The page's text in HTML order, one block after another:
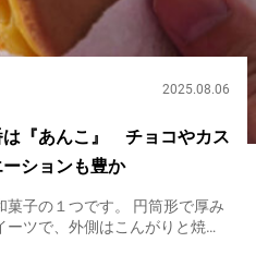
2025.08.06
は『あんこ』 チョコやカス
ションも豊か
子の１つです。 円筒形で厚み
ツで、外側はこんがりと焼く
続けているこの庶民的な和菓